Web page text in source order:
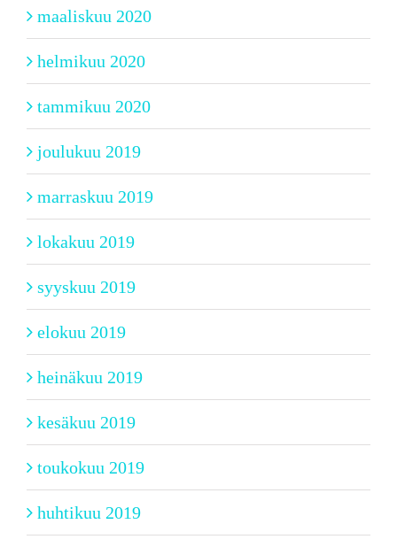
maaliskuu 2020
helmikuu 2020
tammikuu 2020
joulukuu 2019
marraskuu 2019
lokakuu 2019
syyskuu 2019
elokuu 2019
heinäkuu 2019
kesäkuu 2019
toukokuu 2019
huhtikuu 2019